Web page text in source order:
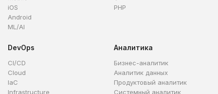
iOS
Android
ML/AI
PHP
DevOps
CI/CD
Cloud
IaC
Infrastructure
Аналитика
Бизнес-аналитик
Аналитик данных
Продуктовый аналитик
Системный аналитик